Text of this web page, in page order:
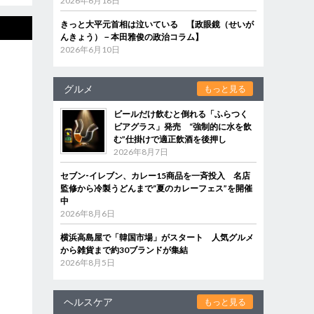
きっと大平元首相は泣いている 【政眼鏡（せいが
んきょう）－本田雅俊の政治コラム】
2026年6月10日
グルメ もっと見る
ビールだけ飲むと倒れる「ふらつく
ビアグラス」発売 “強制的に水を飲
む”仕掛けで適正飲酒を後押し
2026年8月7日
セブン‐イレブン、カレー15商品を一斉投入 名店
監修から冷製うどんまで“夏のカレーフェス”を開催
中
2026年8月6日
横浜高島屋で「韓国市場」がスタート 人気グルメ
から雑貨まで約30ブランドが集結
2026年8月5日
ヘルスケア もっと見る